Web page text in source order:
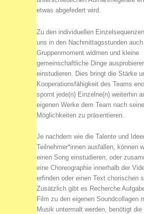
etwas abgefedert wird.
Zu den individuellen
uns in den Nachmittagsstunden
Gruppenmoment widmen und kleine
gemeinschaftliche Dinge
einstudieren. Dies bringt die Stärke
Kooperationsfähigkeit des Teams
spornt jede(n) Einzelne(n) weiterhin
eigenen Werke dem Team nach
Möglichkeiten zu präsentieren.
Je nachdem wie die Talente und
Teilnehmer*innen ausfallen, können
einen Song einstudieren, oder
eine Choreographie innerhalb der
erfinden oder einen Text chorischen
Zusätzlich gibt es Recherche
Film zu den eigenen Soundcollagen
Musik untermalt werden, benötigt die